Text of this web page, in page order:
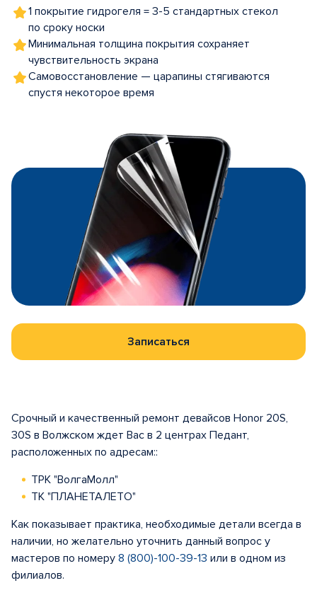
1 покрытие гидрогеля = 3-5 стандартных стекол
по сроку носки
Минимальная толщина покрытия сохраняет
чувствительность экрана
Самовосстановление — царапины стягиваются
спустя некоторое время
Записаться
Срочный и качественный ремонт девайсов Honor 20S,
30S в Волжском ждет Вас в 2 центрах Педант,
расположенных по адресам::
ТРК "ВолгаМолл"
ТК "ПЛАНЕТАЛЕТО"
Как показывает практика, необходимые детали всегда в
наличии, но желательно уточнить данный вопрос у
мастеров по номеру 8 (800)-100-39-13 или в одном из
филиалов.